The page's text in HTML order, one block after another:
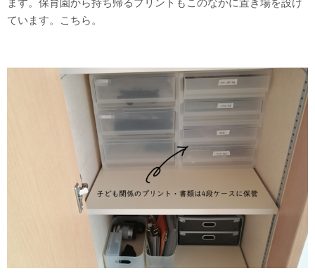
ます。保育園から持ち帰るプリントもこのなかに置き場を設け
ています。こちら。